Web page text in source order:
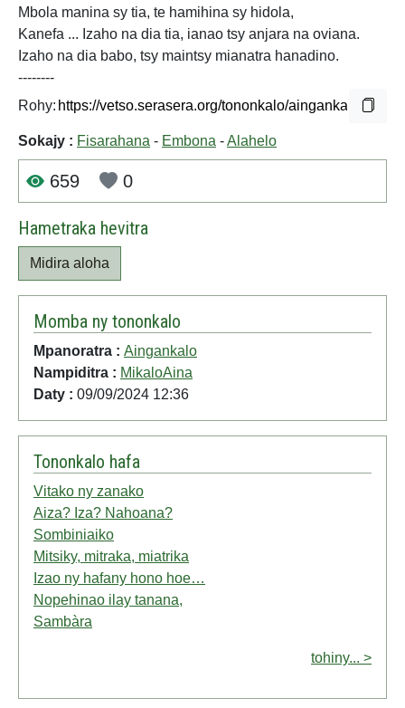
Mbola manina sy tia, te hamihina sy hidola,
Kanefa ... Izaho na dia tia, ianao tsy anjara na oviana.
Izaho na dia babo, tsy maintsy mianatra hanadino.
--------
Rohy:
Sokajy : Fisarahana - Embona -Alahelo
659 0
Hametraka hevitra
Midira aloha
Momba ny tononkalo
Mpanoratra : Aingankalo
Nampiditra : MikaloAina
Daty : 09/09/2024 12:36
Tononkalo hafa
Vitako ny zanako
Aiza? Iza? Nahoana?
Sombiniaiko
Mitsiky, mitraka, miatrika
Izao ny hafany hono hoe…
Nopehinao ilay tanana,
Sambàra
tohiny... >